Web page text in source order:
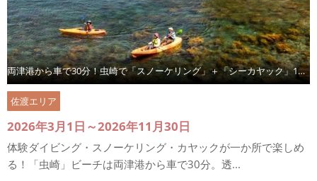
両津港から車で30分！虫崎で「スノーケリング」＋「シーカヤック」1日満喫プラン
佐渡エリア
2026年3月1日～2026年11月30日
体験ダイビング・スノーケリング・カヤックが一か所で楽しめ
る！「虫崎」ビーチは両津港から車で30分。透...